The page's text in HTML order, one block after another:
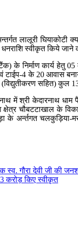
लालूरी घियाकोटी
धनराशि स्वीकृत किये
के निर्माण कार्य हेतु
4 के 20 आवास बनाये
(विद्युतीकरण सहित)
में श्री केदारनाथ
चौबटटाखाल के
चलकुड़िया-
गौरा देवी जी की
करोड़ किए स्वीकृत